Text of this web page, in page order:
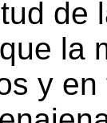
de
la
y